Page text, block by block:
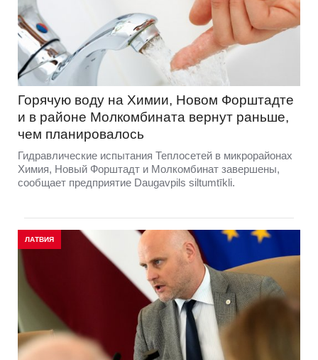
Горячую воду на Химии, Новом Форштадте
и в районе Молкомбината вернут раньше,
чем планировалось
Гидравлические испытания Теплосетей в микрорайонах
Химия, Новый Форштадт и Молкомбинат завершены,
сообщает предприятие Daugavpils siltumtīkli.
ЛАТВИЯ